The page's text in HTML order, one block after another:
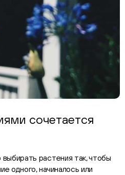
сочетается
растения так, чтобы
одного, начиналось или